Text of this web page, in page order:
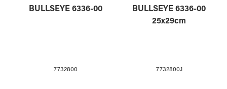
BULLSEYE 6336-00
7732800
BULLSEYE 6336-00
25x29cm
7732800.1